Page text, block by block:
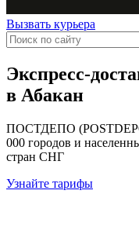
Вызвать курьера
Экспресс-
в Абакан
ПОСТДЕПО
000 городов и
стран СНГ
Узнайте тарифы